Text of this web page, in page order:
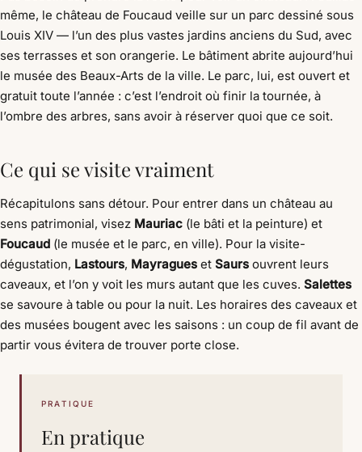
même, le château de Foucaud veille sur un parc dessiné sous
Louis XIV — l’un des plus vastes jardins anciens du Sud, avec
ses terrasses et son orangerie. Le bâtiment abrite aujourd’hui
le musée des Beaux-Arts de la ville. Le parc, lui, est ouvert et
gratuit toute l’année : c’est l’endroit où finir la tournée, à
l’ombre des arbres, sans avoir à réserver quoi que ce soit.
Ce qui se visite vraiment
Récapitulons sans détour. Pour entrer dans un château au
sens patrimonial, visez Mauriac (le bâti et la peinture) et
Foucaud (le musée et le parc, en ville). Pour la visite-
dégustation, Lastours, Mayragues et Saurs ouvrent leurs
caveaux, et l’on y voit les murs autant que les cuves. Salettes
se savoure à table ou pour la nuit. Les horaires des caveaux et
des musées bougent avec les saisons : un coup de fil avant de
partir vous évitera de trouver porte close.
PRATIQUE
En pratique